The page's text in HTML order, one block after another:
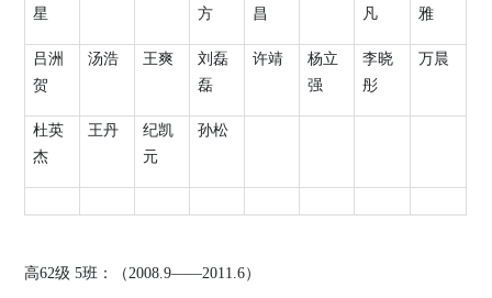
星
方
昌
凡
雅
吕洲
贺
汤浩 王爽
刘磊
磊
许靖
杨立
强
李晓
彤
万晨
杜英
杰
王丹
纪凯
元
孙松
高62级5班：（2008.9——2011.6）